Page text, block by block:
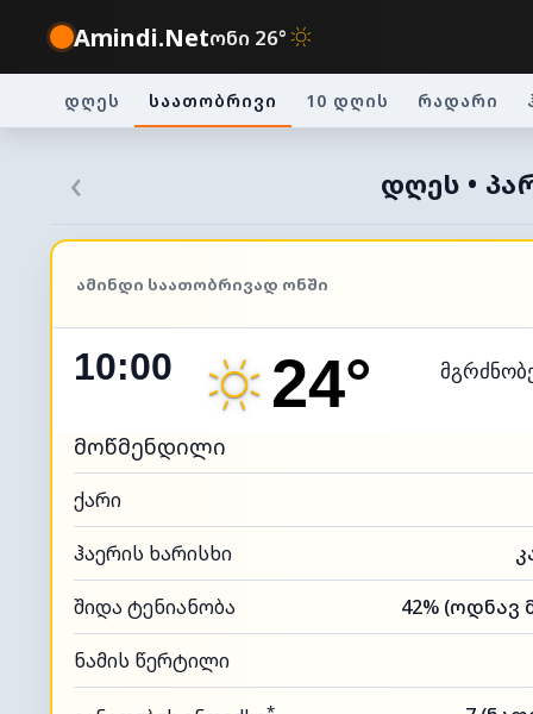
Amindi.Netონი 26°
დღეს საათობრივი 10 დღის რადარი
‹ ᲓᲦᲔᲡ •
ᲐᲛᲘᲜᲓᲘ ᲡᲐᲐᲗᲝᲑᲠᲘᲕᲐᲓ ᲝᲜᲨᲘ
10:00 24°
მოწმენდილი
ქარი
ჰაერის ხარისხი
შიდა ტენიანობა
ნამის წერტილი